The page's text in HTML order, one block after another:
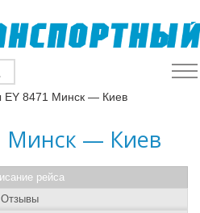
EY 8471 Минск — Киев
Минск — Киев
рейса
Отзывы